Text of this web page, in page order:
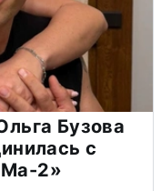
Бузова
с
2»